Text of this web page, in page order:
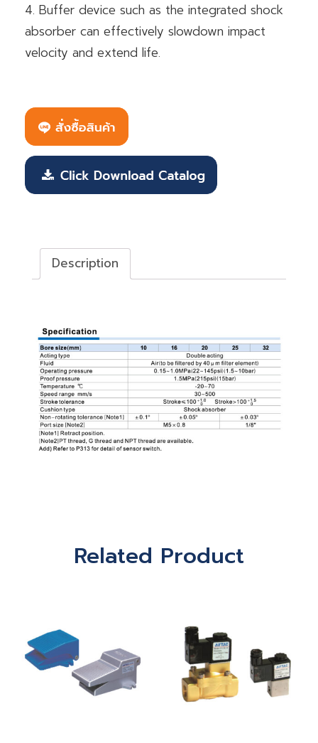
4. Buffer device such as the integrated shock
absorber can effectively slowdown impact
velocity and extend life.
Description
Related Product